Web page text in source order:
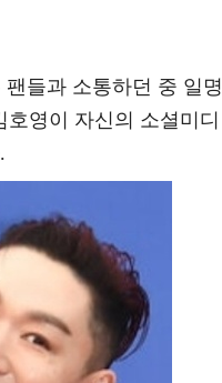
들과 소통하던 중 일명
영이 자신의 소셜미디